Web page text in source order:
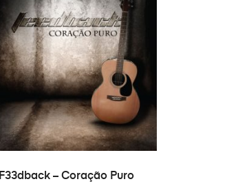
ADICIONAR
F33dback – Coração Puro